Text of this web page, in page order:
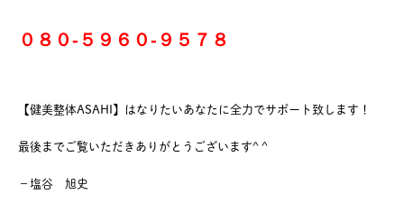
０８０-５９６０-９５７８
【健美整体ASAHI】はなりたいあなたに全力でサポート致します！
最後までご覧いただきありがとうございます^ ^
−塩谷 旭史